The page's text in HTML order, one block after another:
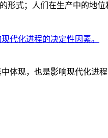
式；人们在生产中的地
代化进程的决定性因素。
体现，也是影响现代化进